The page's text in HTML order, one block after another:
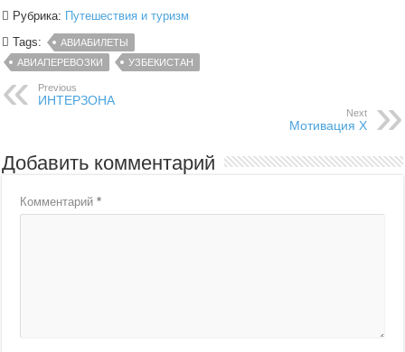
Рубрика: Путешествия и туризм
Tags:
АВИАБИЛЕТЫ
АВИАПЕРЕВОЗКИ
УЗБЕКИСТАН
Previous
ИНТЕРЗОНА
Next
Мотивация Х
Добавить комментарий
Комментарий*